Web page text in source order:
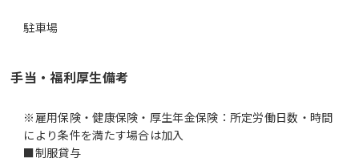
駐車場
手当・福利厚生備考
※雇用保険・健康保険・厚生年金保険：所定労働日数・時間
により条件を満たす場合は加入
■制服貸与